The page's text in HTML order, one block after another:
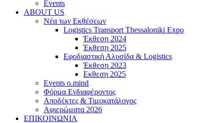
Events
ABOUT US
Νέα των Εκθέσεων
Logistics Transport Thessaloniki Expo
Έκθεση 2024
Έκθεση 2025
Εφοδιαστική Αλυσίδα & Logistics
Έκθεση 2023
Εκθεση 2025
Events o.mind
Φόρμα Ενδιαφέροντος
Αποδέκτες & Τιμοκατάλογος
Αφιερώματα 2026
ΕΠΙΚΟΙΝΩΝΙΑ